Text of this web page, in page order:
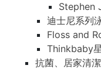
Stephen
迪士尼系列
Floss and
Thinkbaby
抗菌、居家清潔